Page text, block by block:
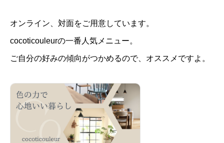
オンライン、対面をご用意しています。
cocoticouleurの一番人気メニュー。
ご自分の好みの傾向がつかめるので、オススメですよ。